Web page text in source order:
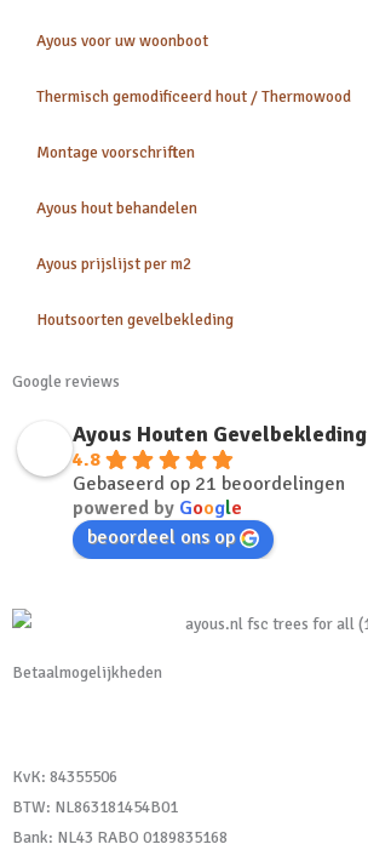
Ayous voor uw woonboot
Thermisch gemodificeerd hout / Thermowood
Montage voorschriften
Ayous hout behandelen
Ayous prijslijst per m2
Houtsoorten gevelbekleding
Google reviews
Ayous Houten Gevelbekleding
4.8
Gebaseerd op 21 beoordelingen
powered by Google
beoordeel ons op
Betaalmogelijkheden
KvK: 84355506
BTW: NL863181454B01
Bank: NL43 RABO 0189835168